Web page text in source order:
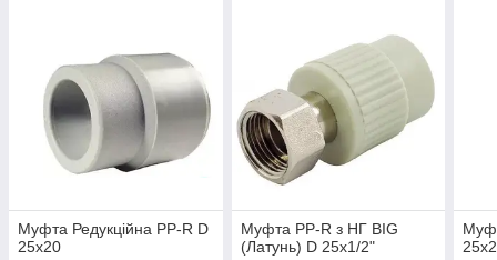
Муфта Редукційна PP-R D
25х20
Муфта PP-R з НГ BIG
(Латунь) D 25х1/2"